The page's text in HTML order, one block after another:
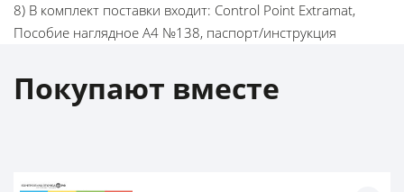
8) В комплект поставки входит: Control Point Extramat,
Пособие наглядное А4 №138, паспорт/инструкция
Покупают вместе